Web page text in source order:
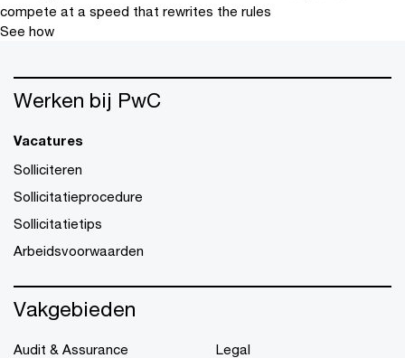
compete at a speed that rewrites the rules
See how
Werken bij PwC
Vacatures
Solliciteren
Sollicitatieprocedure
Sollicitatietips
Arbeidsvoorwaarden
Vakgebieden
Audit & Assurance
Legal